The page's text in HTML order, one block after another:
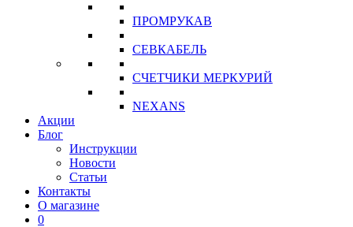
ПРОМРУКАВ
СЕВКАБЕЛЬ
СЧЕТЧИКИ МЕРКУРИЙ
NEXANS
Акции
Блог
Инструкции
Новости
Статьи
Контакты
О магазине
0